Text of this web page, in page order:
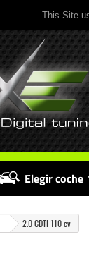
This Site
Elegir coche
2.0 CDTI 110 cv